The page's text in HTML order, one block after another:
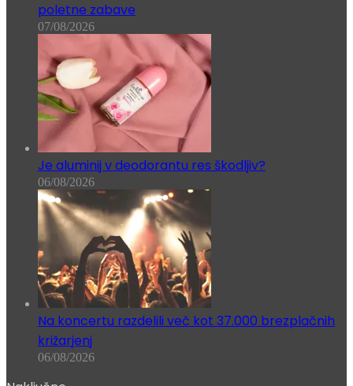
poletne zabave
07/08/2026
Je aluminij v deodorantu res škodljiv?
06/08/2026
Na koncertu razdelili več kot 37.000 brezplačnih
križarjenj
06/08/2026